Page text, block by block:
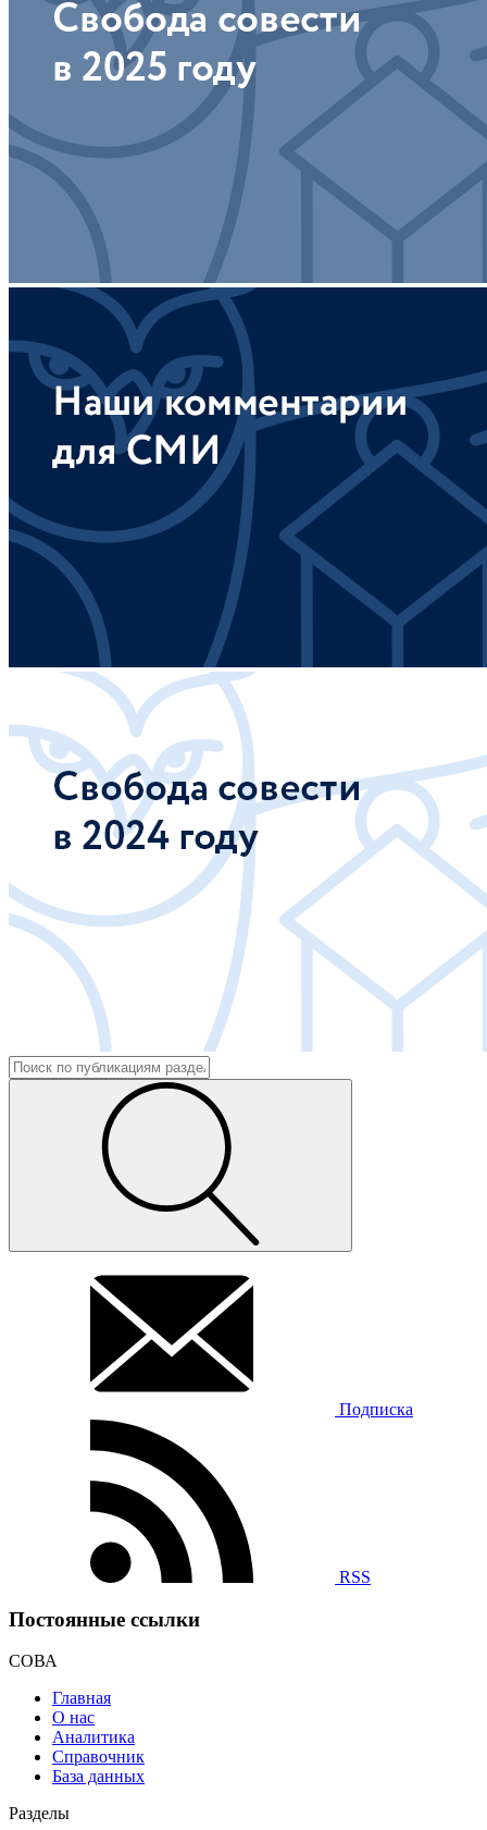
Подписка
RSS
Постоянные ссылки
СОВА
Главная
О нас
Аналитика
Справочник
База данных
Разделы